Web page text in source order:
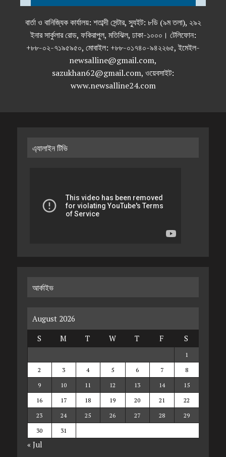
বার্তা ও বানিজ্যিক কার্যালয়: শতাব্দী সেন্টার, স্যুইট: ৮ডি (৯ম তলা), ২৯২
ইনার সার্কুলার রোড, ফকিরাপুল, মতিঝিল, ঢাকা-১০০০। টেলিফোন:
+৮৮-০২-৭১৯৫৯৫০, মোবাইল: +৮৮-০১৭৪০-৯৪২২৬৫, ইমেইল-
newsalline@gmail.com,
sazukhan62@gmail.com, ওয়েবসাইট:
www.newsalline24.com
এ্যালাইন টিভি
আর্কাইভ
August 2026
S
M T W T F S
1
2
3 4 5 6 7
8
9
10 11 12 13 14
15
16
17 18 19 20 21
22
23
24 25 26 27 28
29
30
31
« Jul